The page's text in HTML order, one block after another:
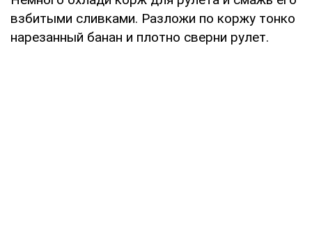
взбитыми сливками. Разложи по коржу тонко
нарезанный банан и плотно сверни рулет.